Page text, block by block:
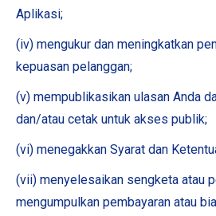
Aplikasi;
(iv) mengukur dan meningkatkan
kepuasan pelanggan;
(v) mempublikasikan ulasan Anda
dan/atau cetak untuk akses publik;
(vi) menegakkan Syarat dan
(vii) menyelesaikan sengketa atau
mengumpulkan pembayaran atau